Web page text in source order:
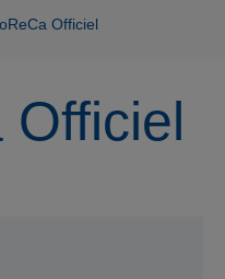
Officiel
Officiel